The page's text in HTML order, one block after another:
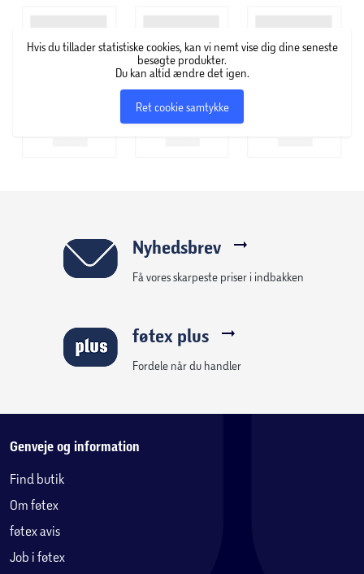
Hvis du tillader statistiske cookies, kan vi nemt vise dig dine seneste
besøgte produkter.
Du kan altid ændre det igen.
Ret cookie samtykke
Nyhedsbrev
Få vores skarpeste priser i indbakken
føtex plus
Fordele når du handler
Genveje og information
Find butik
Om føtex
føtex avis
Job i føtex